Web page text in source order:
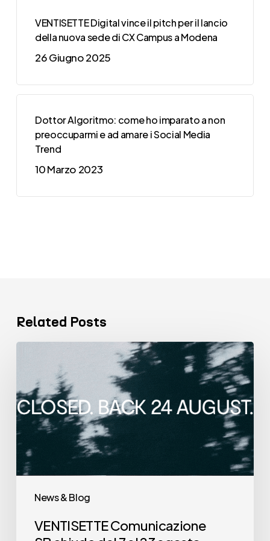
VENTISETTE Digital vince il pitch per il lancio
della nuova sede di CX Campus a Modena
26 Giugno 2025
Dottor Algoritmo: come ho imparato a non
preoccuparmi e ad amare i Social Media
Trend
10 Marzo 2023
Related Posts
News & Blog
Comunicazione
SB chiude
dal
7
al
23
agosto.
VENTISETTE Comunicazione